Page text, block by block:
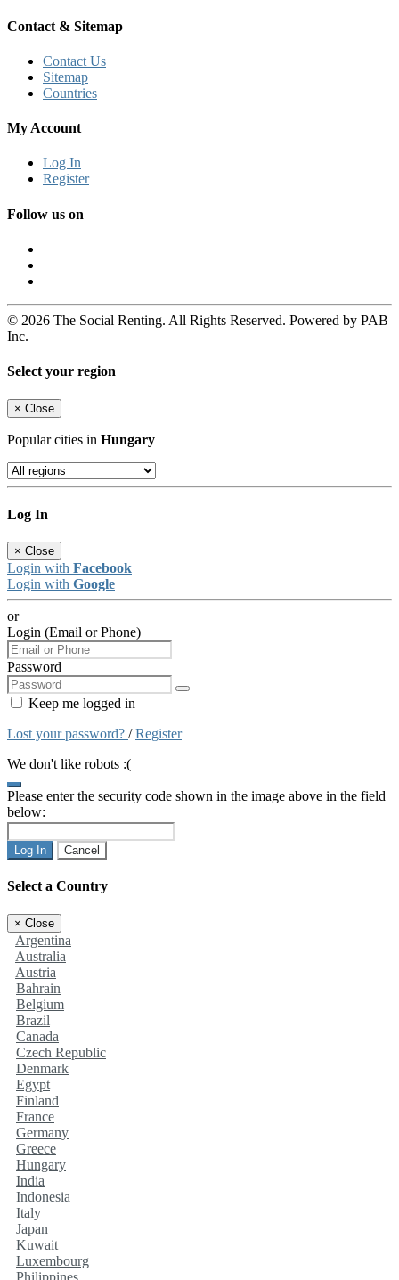
Contact & Sitemap
Contact Us
Sitemap
Countries
My Account
Log In
Register
Follow us on
© 2026 The Social Renting. All Rights Reserved. Powered by PAB
Inc.
Select your region
× Close
Popular cities in Hungary
Log In
× Close
Login with Facebook
Login with Google
or
Login (Email or Phone)
Password
Keep me logged in
Lost your password? /Register
We don't like robots :(
Please enter the security code shown in the image above in the field
below:
Log In Cancel
Select a Country
× Close
Argentina
Australia
Austria
Bahrain
Belgium
Brazil
Canada
Czech Republic
Denmark
Egypt
Finland
France
Germany
Greece
Hungary
India
Indonesia
Italy
Japan
Kuwait
Luxembourg
Philippines